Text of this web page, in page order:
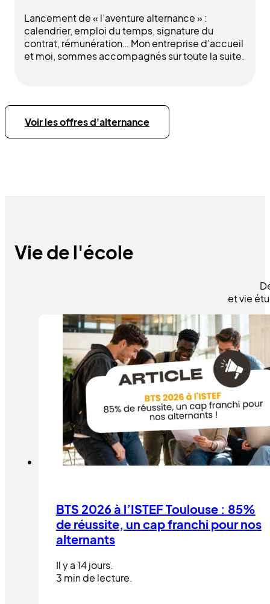
Lancement de « l’aventure alternance » :
calendrier, emploi du temps, signature du
contrat, rémunération… Mon entreprise d’accueil
et moi, sommes accompagnés sur toute la suite.
Voir les offres d'alternance
Vie de l'école
et vie
BTS 2026 à l’ISTEF Toulouse : 85%
de réussite, un cap franchi pour nos
alternants
Il y a 14 jours.
3 min de lecture.